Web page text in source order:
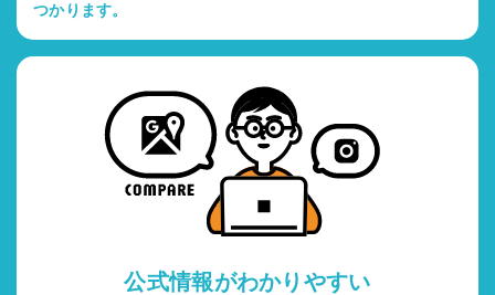
つかります。
公式情報がわかりやすい